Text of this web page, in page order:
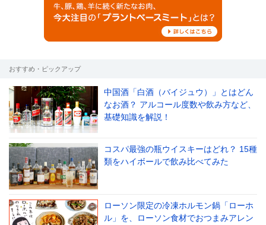
おすすめ・ピックアップ
中国酒「白酒（バイジュウ）」とはどん
なお酒？ アルコール度数や飲み方など、
基礎知識を解説！
コスパ最強の瓶ウイスキーはどれ？ 15種
類をハイボールで飲み比べてみた
ローソン限定の冷凍ホルモン鍋「ローホ
ル」を、ローソン食材でおつまみアレン